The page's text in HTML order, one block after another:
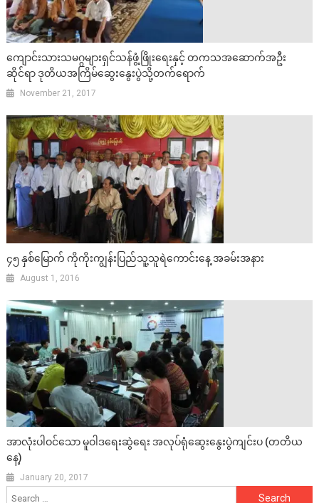
ကျောင်းသားသမဂ္ဂများရှင်သန်ဖွံ့ဖြိုးရေးနှင့် တကသအဆောက်အဦး
ဆိုင်ရာ ဒုတိယအကြိမ်ဆွေးနွေးပွဲသို့တက်ရောက်
November 21, 2017
၄၅ နှစ်မြောက် ကိုကိုးကျွန်းပြည်သူ့သူရဲကောင်းနေ့ အခမ်းအနား
August 1, 2016
အာလုံးပါဝင်သော မူဝါဒရေးဆွဲရေး အလုပ်ရုံဆွေးနွေးပွဲကျင်းပ (တတိယ
နေ့)
January 20, 2017
Search